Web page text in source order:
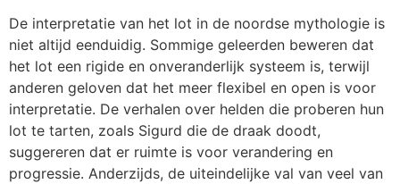
De interpretatie van het lot in de noordse mythologie is
niet altijd eenduidig. Sommige geleerden beweren dat
het lot een rigide en onveranderlijk systeem is, terwijl
anderen geloven dat het meer flexibel en open is voor
interpretatie. De verhalen over helden die proberen hun
lot te tarten, zoals Sigurd die de draak doodt,
suggereren dat er ruimte is voor verandering en
progressie. Anderzijds, de uiteindelijke val van veel van